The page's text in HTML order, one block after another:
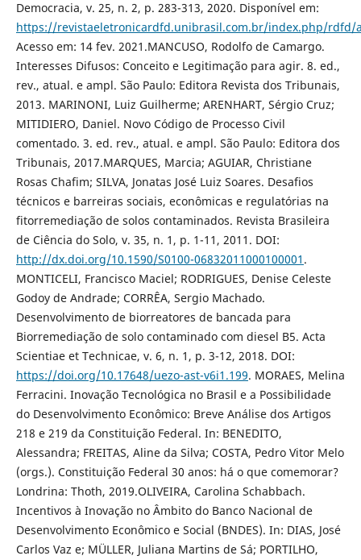
Democracia, v. 25, n. 2, p. 283-313, 2020. Disponível em:
https://revistaeletronicardfd.unibrasil.com.br/index.php/rdfd/
Acesso em: 14 fev. 2021.MANCUSO, Rodolfo de Camargo.
Interesses Difusos: Conceito e Legitimação para agir. 8. ed.,
rev., atual. e ampl. São Paulo: Editora Revista dos Tribunais,
2013. MARINONI, Luiz Guilherme; ARENHART, Sérgio Cruz;
MITIDIERO, Daniel. Novo Código de Processo Civil
comentado. 3. ed. rev., atual. e ampl. São Paulo: Editora dos
Tribunais, 2017.MARQUES, Marcia; AGUIAR, Christiane
Rosas Chafim; SILVA, Jonatas José Luiz Soares. Desafios
técnicos e barreiras sociais, econômicas e regulatórias na
fitorremediação de solos contaminados. Revista Brasileira
de Ciência do Solo, v. 35, n. 1, p. 1-11, 2011. DOI:
http://dx.doi.org/10.1590/S0100-06832011000100001 .
MONTICELI, Francisco Maciel; RODRIGUES, Denise Celeste
Godoy de Andrade; CORRÊA, Sergio Machado.
Desenvolvimento de biorreatores de bancada para
Biorremediação de solo contaminado com diesel B5. Acta
Scientiae et Technicae, v. 6, n. 1, p. 3-12, 2018. DOI:
https://doi.org/10.17648/uezo-ast-v6i1.199. MORAES, Melina
Ferracini. Inovação Tecnológica no Brasil e a Possibilidade
do Desenvolvimento Econômico: Breve Análise dos Artigos
218 e 219 da Constituição Federal. In: BENEDITO,
Alessandra; FREITAS, Aline da Silva; COSTA, Pedro Vitor Melo
(orgs.). Constituição Federal 30 anos: há o que comemorar?
Londrina: Thoth, 2019.OLIVEIRA, Carolina Schabbach.
Incentivos à Inovação no Âmbito do Banco Nacional de
Desenvolvimento Econômico e Social (BNDES). In: DIAS, José
Carlos Vaz e; MÜLLER, Juliana Martins de Sá; PORTILHO,